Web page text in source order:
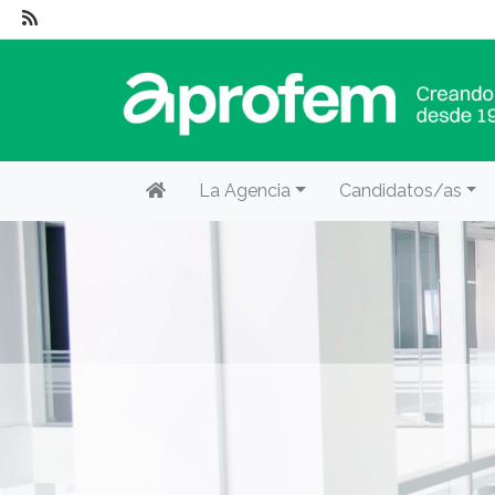
La Agencia Candidatos/as